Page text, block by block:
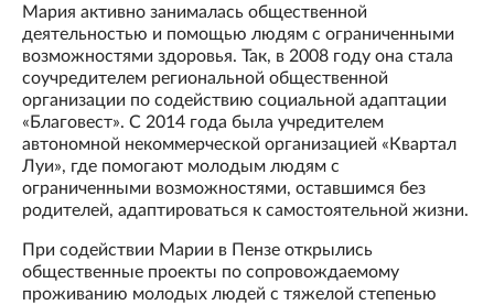
Мария активно занималась общественной
деятельностью и помощью людям с ограниченными
возможностями здоровья. Так, в 2008 году она стала
соучредителем региональной общественной
организации по содействию социальной адаптации
«Благовест». С 2014 года была учредителем
автономной некоммерческой организацией «Квартал
Луи», где помогают молодым людям с
ограниченными возможностями, оставшимся без
родителей, адаптироваться к самостоятельной жизни.
При содействии Марии в Пензе открылись
общественные проекты по сопровождаемому
проживанию молодых людей с тяжелой степенью